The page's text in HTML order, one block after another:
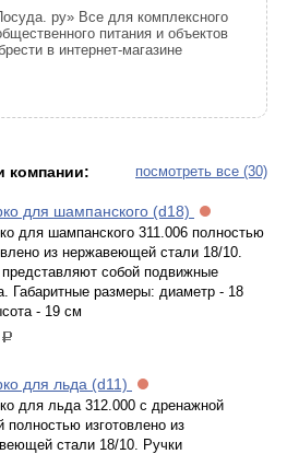
ру» Все для комплексного
питания и объектов
в интернет-магазине
посмотреть все (30)
компании:
для шампанского (d18)
для шампанского 311.006 полностью
из нержавеющей стали 18/10.
представляют собой подвижные
Габаритные размеры: диаметр - 18
- 19 см
р.
для льда (d11)
для льда 312.000 с дренажной
полностью изготовлено из
стали 18/10. Ручки